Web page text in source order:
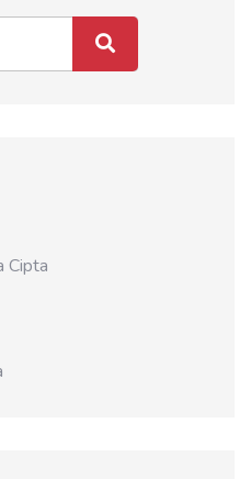
Cipta